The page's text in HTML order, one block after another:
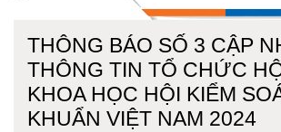
THÔNG BÁO SỐ 3 CẬP
THÔNG TIN TỔ CHỨC
KHOA HỌC HỘI KIỂM
KHUẨN VIỆT NAM 2024